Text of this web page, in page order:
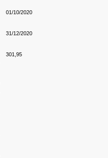
01/10/2020
31/12/2020
301,95